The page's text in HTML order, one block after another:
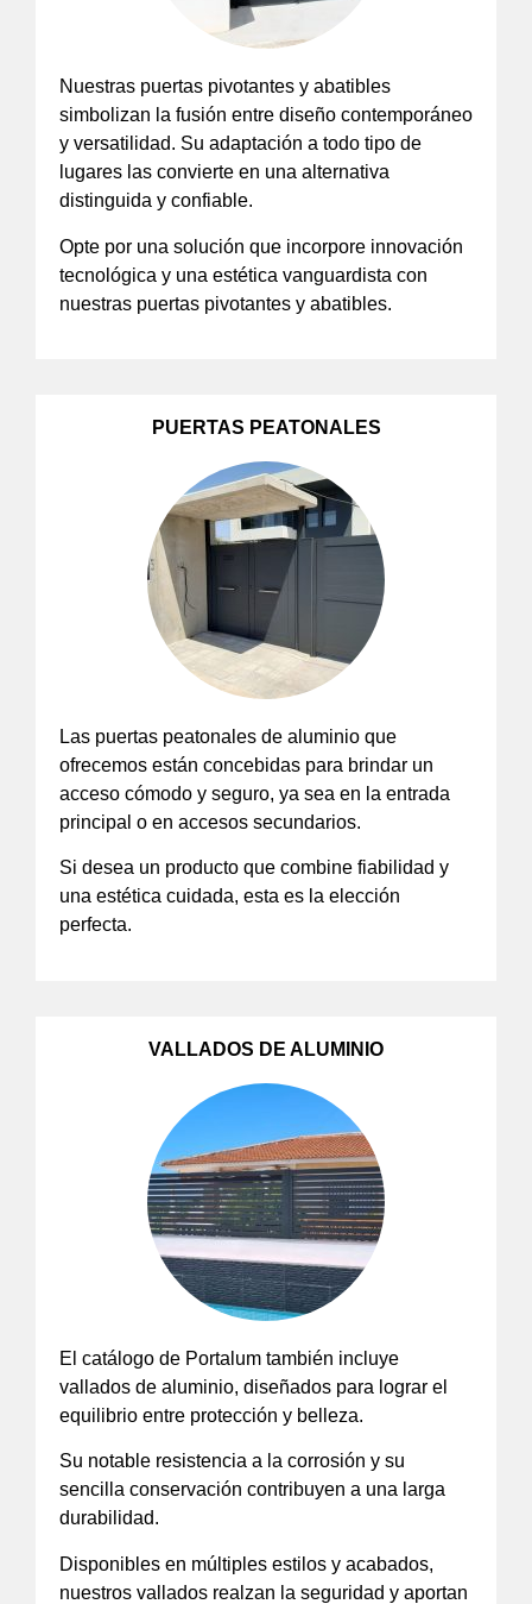
Nuestras puertas pivotantes y abatibles
simbolizan la fusión entre diseño contemporáneo
y versatilidad. Su adaptación a todo tipo de
lugares las convierte en una alternativa
distinguida y confiable.
Opte por una solución que incorpore innovación
tecnológica y una estética vanguardista con
nuestras puertas pivotantes y abatibles.
PUERTAS PEATONALES
Las puertas peatonales de aluminio que
ofrecemos están concebidas para brindar un
acceso cómodo y seguro, ya sea en la entrada
principal o en accesos secundarios.
Si desea un producto que combine fiabilidad y
una estética cuidada, esta es la elección
perfecta.
VALLADOS DE ALUMINIO
El catálogo de Portalum también incluye
vallados de aluminio, diseñados para lograr el
equilibrio entre protección y belleza.
Su notable resistencia a la corrosión y su
sencilla conservación contribuyen a una larga
durabilidad.
Disponibles en múltiples estilos y acabados,
nuestros vallados realzan la seguridad y aportan